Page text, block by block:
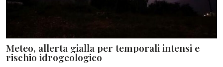
Meteo, allerta gialla per temporali intensi e
rischio idrogeologico